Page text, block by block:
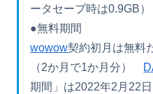
ータセーブ時は0.9GB）
●無料期間
wowow契約初月は無料
（2か月で1か月分）
期間」は2022年2月22